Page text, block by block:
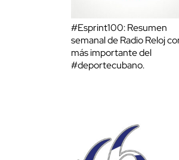
#Esprint100: Resumen
semanal de Radio Reloj
más importante del
#deportecubano.